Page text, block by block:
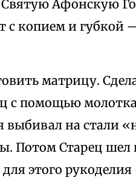
Афонскую
с копием и губкой
матрицу.
с помощью
выбивал на стали
Потом Старец шел
для этого